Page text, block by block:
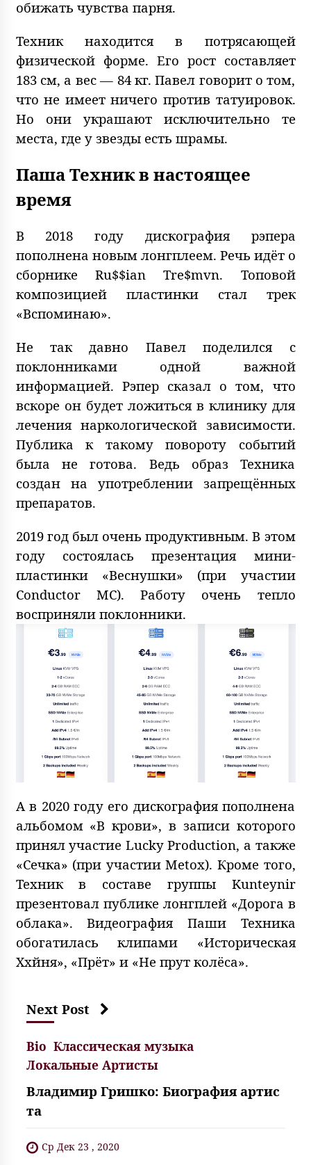
обижать чувства парня.
Техник находится в потрясающей
физической форме. Его рост составляет
183 см, а вес — 84 кг. Павел говорит о том,
что не имеет ничего против татуировок.
Но они украшают исключительно те
места, где у звезды есть шрамы.
Паша Техник в настоящее
время
В 2018 году дискография рэпера
пополнена новым лонгплеем. Речь идёт о
сборнике Ru$$ian Tre$mvn. Топовой
композицией пластинки стал трек
«Вспоминаю».
Не так давно Павел поделился с
поклонниками одной важной
информацией. Рэпер сказал о том, что
вскоре он будет ложиться в клинику для
лечения наркологической зависимости.
Публика к такому повороту событий
была не готова. Ведь образ Техника
создан на употреблении запрещённых
препаратов.
2019 год был очень продуктивным. В этом
году состоялась презентация мини-
пластинки «Веснушки» (при участии
Conductor МС). Работу очень тепло
восприняли поклонники.
А в 2020 году его дискография пополнена
альбомом «В крови», в записи которого
принял участие Lucky Production, а также
«Сечка» (при участии Metox). Кроме того,
Техник в составе группы Kunteynir
презентовал публике лонгплей «Дорога в
облака». Видеография Паши Техника
обогатилась клипами «Историческая
Ххйня», «Прёт» и «Не прут колёса».
Next Post
Bio Классическая музыка
Локальные Артисты
Владимир Гришко: Биография артис
та
Ср Дек 23 , 2020